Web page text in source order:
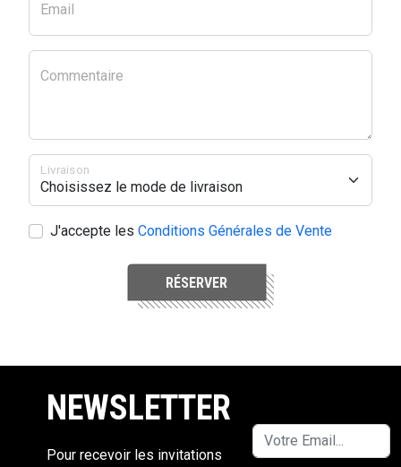
Email
Commentaire
Livraison
J'accepte les Conditions Générales de Vente
RÉSERVER
NEWSLETTER
Pour recevoir les invitations